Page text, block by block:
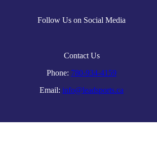
Follow Us on Social Media
Contact Us
Phone: 780-934-4159
Email: info@leadsports.ca